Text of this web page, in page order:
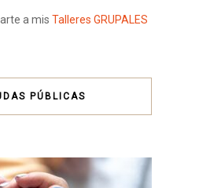
a mis Talleres GRUPALES
PÚBLICAS